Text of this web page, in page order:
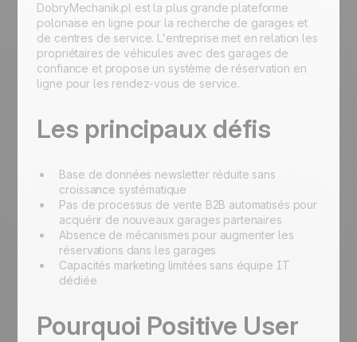
DobryMechanik.pl est la plus grande plateforme
polonaise en ligne pour la recherche de garages et
de centres de service. L'entreprise met en relation les
propriétaires de véhicules avec des garages de
confiance et propose un système de réservation en
ligne pour les rendez-vous de service.
Les principaux défis
Base de données newsletter réduite sans
croissance systématique
Pas de processus de vente B2B automatisés pour
acquérir de nouveaux garages partenaires
Absence de mécanismes pour augmenter les
réservations dans les garages
Capacités marketing limitées sans équipe IT
dédiée
Pourquoi Positive User